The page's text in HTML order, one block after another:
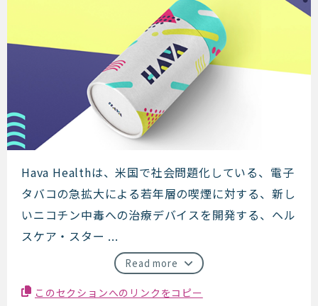
Hava Health
Hava Healthは、米国で社会問題化している、電子
タバコの急拡大による若年層の喫煙に対する、新し
いニコチン中毒への治療デバイスを開発する、ヘル
スケア・スター ...
Read more
このセクションへのリンクをコピー